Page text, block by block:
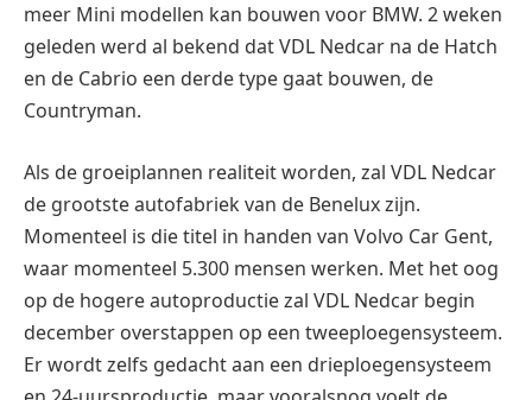
meer Mini modellen kan bouwen voor BMW. 2 weken
geleden werd al bekend dat VDL Nedcar na de Hatch
en de Cabrio een derde type gaat bouwen, de
Countryman.
Als de groeiplannen realiteit worden, zal VDL Nedcar
de grootste autofabriek van de Benelux zijn.
Momenteel is die titel in handen van Volvo Car Gent,
waar momenteel 5.300 mensen werken. Met het oog
op de hogere autoproductie zal VDL Nedcar begin
december overstappen op een tweeploegensysteem.
Er wordt zelfs gedacht aan een drieploegensysteem